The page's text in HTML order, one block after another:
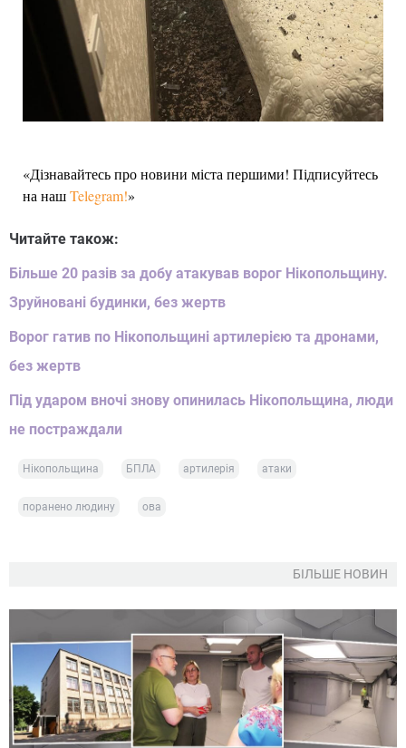
«Дізнавайтесь про новини міста першими! Підписуйтесь
на нашTelegram!»
Читайте також:
Більше 20 разів за добу атакував ворог Нікопольщину.
Зруйновані будинки, без жертв
Ворог гатив по Нікопольщині артилерією та дронами,
без жертв
Під ударом вночі знову опинилась Нікопольщина, люди
не постраждали
Нікопольщина БПЛА артилерія атаки
поранено людину ова
БІЛЬШЕ НОВИН